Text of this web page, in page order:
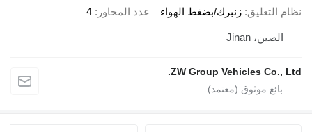
التعليق زنبرك/بضغط الهواء عدد المحاور 4
الصين، Jinan
ZW Group Vehicles